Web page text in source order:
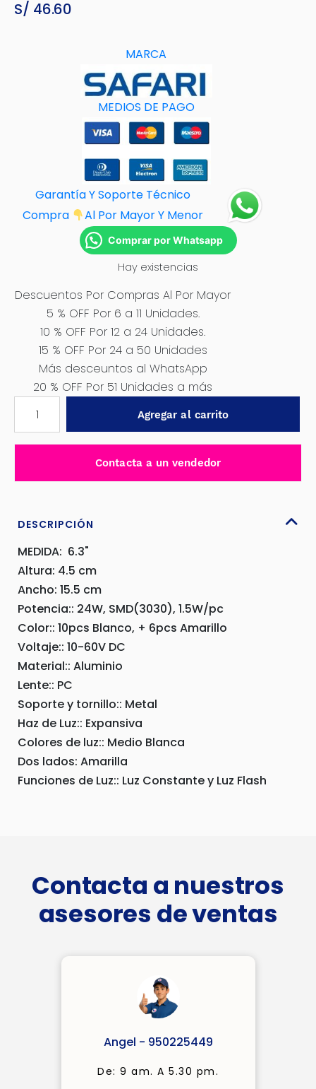
S/ 46.60
MARCA
MEDIOS DE PAGO
Garantía Y Soporte Técnico
Compra
Al Por Mayor Y Menor
Comprar por Whatsapp
Hay existencias
Descuentos Por Compras Al Por Mayor
5 % OFF Por 6 a 11 Unidades.
10 % OFF Por 12 a 24 Unidades.
15 % OFF Por 24 a 50 Unidades
Más desceuntos al WhatsApp
20 % OFF Por 51 Unidades a más
TRABAJO
LED
60V
WTIPO
AM
FLASH
-
C32N9022
cantidad
Agregar al carrito
Contacta a un vendedor
DESCRIPCIÓN
MEDIDA: 6.3"
Altura: 4.5 cm
Ancho: 15.5 cm
Potencia:: 24W, SMD(3030), 1.5W/pc
Color:: 10pcs Blanco, + 6pcs Amarillo
Voltaje:: 10-60V DC
Material:: Aluminio
Lente:: PC
Soporte y tornillo:: Metal
Haz de Luz:: Expansiva
Colores de luz:: Medio Blanca
Dos lados: Amarilla
Funciones de Luz:: Luz Constante y Luz Flash
Contacta a nuestros
asesores de ventas
Angel - 950225449
De: 9 am. A 5.30 pm.